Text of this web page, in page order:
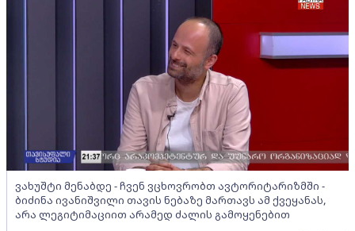
ვახუშტი მენაბდე - ჩვენ ვცხოვრობთ ავტორიტარიზმში -
ბიძინა ივანიშვილი თავის ნებაზე მართავს ამ ქვეყანას,
არა ლეგიტიმაციით არამედ ძალის გამოყენებით